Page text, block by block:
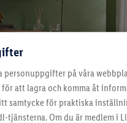
Beleuchtung
personuppgifter på våra
att lagra och komma åt
samtycke för praktiska
Om du är medlem i